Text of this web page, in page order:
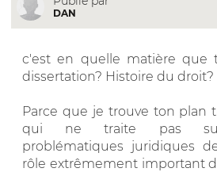
DAN
c'est en quelle matière que
dissertation? Histoire du droit?
Parce que je trouve ton plan
qui ne traite pas
problématiques juridiques
rôle extrêmement important